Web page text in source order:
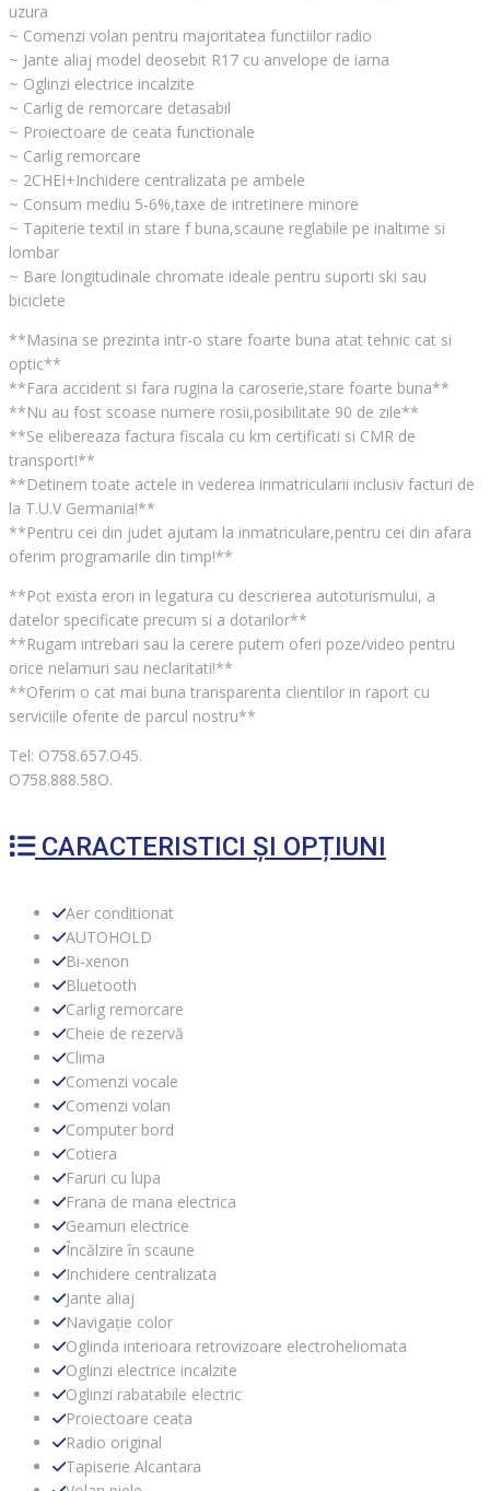
uzura
~ Comenzi volan pentru majoritatea functiilor radio
~ Jante aliaj model deosebit R17 cu anvelope de iarna
~ Oglinzi electrice incalzite
~ Carlig de remorcare detasabil
~ Proiectoare de ceata functionale
~ Carlig remorcare
~ 2CHEI+Inchidere centralizata pe ambele
~ Consum mediu 5-6%,taxe de intretinere minore
~ Tapiterie textil in stare f buna,scaune reglabile pe inaltime si
lombar
~ Bare longitudinale chromate ideale pentru suporti ski sau
biciclete
**Masina se prezinta intr-o stare foarte buna atat tehnic cat si
optic**
**Fara accident si fara rugina la caroserie,stare foarte buna**
**Nu au fost scoase numere rosii,posibilitate 90 de zile**
**Se elibereaza factura fiscala cu km certificati si CMR de
transport!**
**Detinem toate actele in vederea inmatricularii inclusiv facturi de
la T.U.V Germania!**
**Pentru cei din judet ajutam la inmatriculare,pentru cei din afara
oferim programarile din timp!**
**Pot exista erori in legatura cu descrierea autoturismului, a
datelor specificate precum si a dotarilor**
**Rugam intrebari sau la cerere putem oferi poze/video pentru
orice nelamuri sau neclaritati!**
**Oferim o cat mai buna transparenta clientilor in raport cu
serviciile oferite de parcul nostru**
Tel: O758.657.O45.
O758.888.58O.
CARACTERISTICI ȘI OPȚIUNI
Aer conditionat
AUTOHOLD
Bi-xenon
Bluetooth
Carlig remorcare
Cheie de rezervă
Clima
Comenzi vocale
Comenzi volan
Computer bord
Cotiera
Faruri cu lupa
Frana de mana electrica
Geamuri electrice
Încălzire în scaune
Inchidere centralizata
Jante aliaj
Navigație color
Oglinda interioara retrovizoare electroheliomata
Oglinzi electrice incalzite
Oglinzi rabatabile electric
Proiectoare ceata
Radio original
Tapiserie Alcantara